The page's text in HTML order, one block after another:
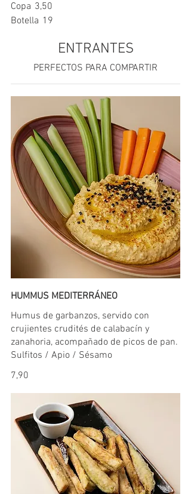
Copa 3,50
Botella 19
ENTRANTES
PERFECTOS PARA COMPARTIR
HUMMUS MEDITERRÁNEO
Humus de garbanzos, servido con
crujientes crudités de calabacín y
zanahoria, acompañado de picos de pan.
Sulfitos / Apio / Sésamo
7,90